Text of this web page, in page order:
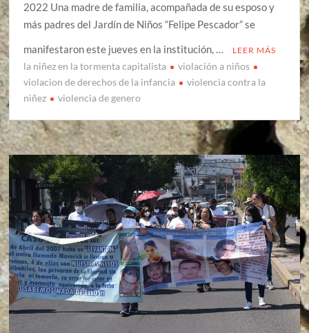
2022 Una madre de familia, acompañada de su esposo y
más padres del Jardín de Niños “Felipe Pescador” se
manifestaron este jueves en la institución, …
LEER MÁS
la niñez en la tormenta capitalista
violación a niños
violacion de derechos de la infancia
violencia contra la
niñez
violencia de genero